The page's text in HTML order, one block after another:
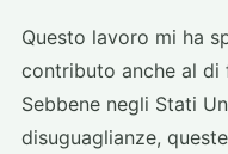
Questo lavoro mi ha
contributo anche al di
Sebbene negli Stati
disuguaglianze,